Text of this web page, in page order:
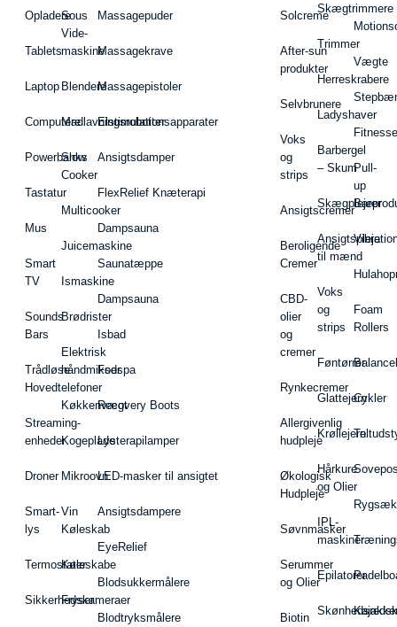
Opladere
Tablets
Laptop
Computere
Powerbanks
Tastatur
Mus
Smart
TV
Sounds
Bars
Trådløse
Hovedtelefoner
Streaming-
enheder
Droner
Smart-
lys
Termostater
Sikkerhedskameraer
Sous
Vide-
maskine
Blendere
Madlavningsrobotter
Slow
Cooker
Multicooker
Juicemaskine
Ismaskine
Brødrister
Elektrisk
håndmikser
Køkkenvægt
Kogeplade
Mikroovn
Vin
Køleskab
Køleskabe
Fryser
Massagepuder
Massagekrave
Massagepistoler
Elstimulationsapparater
Ansigtsdamper
FlexRelief Knæterapi
Dampsauna
Saunatæppe
Dampsauna
Isbad
Fodspa
Recovery Boots
Lysterapilamper
LED-masker til ansigtet
Ansigtsdampere
EyeRelief
Blodsukkermålere
Blodtryksmålere
Solcreme
After-sun
produkter
Selvbrunere
Voks
og
strips
Ansigtscremer
Beroligende
Cremer
CBD-
olier
og
cremer
Rynkecremer
Allergivenlig
hudpleje
Økologisk
Hudpleje
Søvnmasker
Serummer
og Olier
Biotin
Skægtrimmere
Trimmer
Herreskrabere
Ladyshaver
Barbergel
– Skum
Ansigtspleje
til mænd
Voks
og
strips
Føntørrer
Glattejern
Krøllejern
Hårkure
og Olier
IPL-
maskiner
Epilatorer
Vægte
Pull-
up
Barer
Foam
Rollers
Cykler